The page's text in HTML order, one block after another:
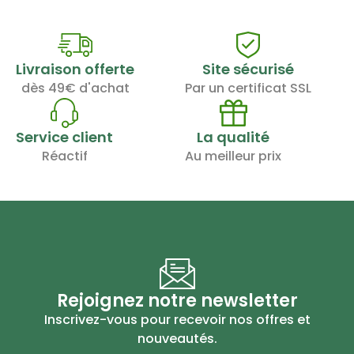
Livraison offerte
dès 49€ d'achat
Site sécurisé
Par un certificat SSL
Service client
Réactif
La qualité
Au meilleur prix
Rejoignez notre newsletter
Inscrivez-vous pour recevoir nos offres et
nouveautés.